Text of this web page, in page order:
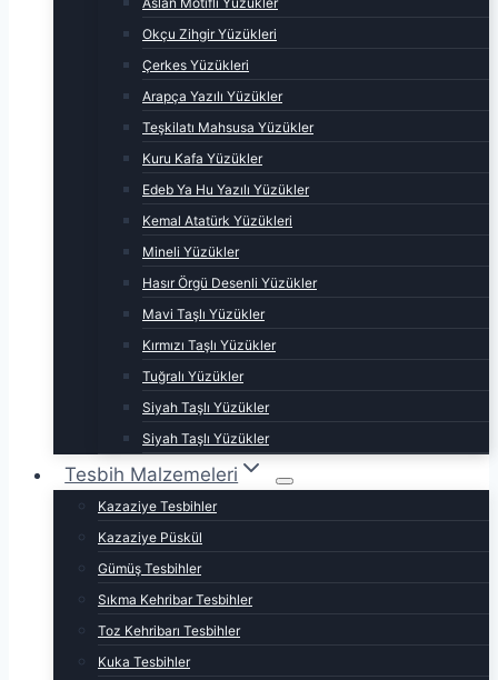
Okçu Zihgir Yüzükleri
Çerkes Yüzükleri
Arapça Yazılı Yüzükler
Teşkilatı Mahsusa Yüzükler
Kuru Kafa Yüzükler
Edeb Ya Hu Yazılı Yüzükler
Kemal Atatürk Yüzükleri
Mineli Yüzükler
Hasır Örgü Desenli Yüzükler
Mavi Taşlı Yüzükler
Kırmızı Taşlı Yüzükler
Tuğralı Yüzükler
Siyah Taşlı Yüzükler
Siyah Taşlı Yüzükler
Tesbih Malzemeleri
Kazaziye Tesbihler
Kazaziye Püskül
Gümüş Tesbihler
Sıkma Kehribar Tesbihler
Toz Kehribarı Tesbihler
Kuka Tesbihler